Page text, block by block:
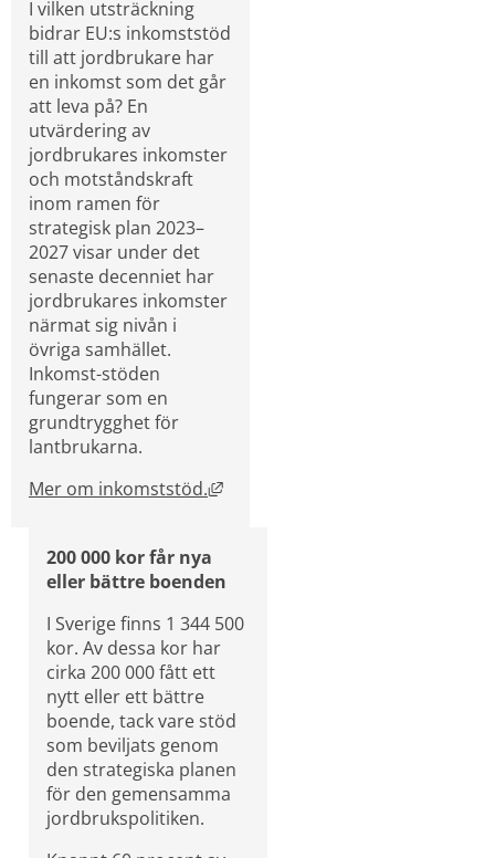
I vilken utsträckning
bidrar EU:s inkomststöd
till att jordbrukare har
en inkomst som det går
att leva på? En
utvärdering av
jordbrukares inkomster
och motståndskraft
inom ramen för
strategisk plan 2023–
2027 visar under det
senaste decenniet har
jordbrukares inkomster
närmat sig nivån i
övriga samhället.
Inkomst-stöden
fungerar som en
grundtrygghet för
lantbrukarna.
Mer om inkomststöd.
Länk till annan webbplats,
200 000 kor får nya
eller bättre boenden
I Sverige finns 1 344 500
kor. Av dessa kor har
cirka 200 000 fått ett
nytt eller ett bättre
boende, tack vare stöd
som beviljats genom
den strategiska planen
för den gemensamma
jordbrukspolitiken.